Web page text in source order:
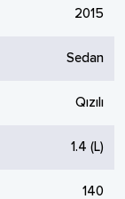
2015
Sedan
Qızılı
1.4 (L)
140